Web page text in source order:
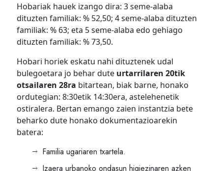
Hobariak hauek izango dira: 3 seme-alaba
dituzten familiak: % 52,50; 4 seme-alaba dituzten
familiak: % 63; eta 5 seme-alaba edo gehiago
dituzten familiak: % 73,50.
Hobari horiek eskatu nahi dituztenek udal
bulegoetara jo behar dute urtarrilaren 20tik
otsailaren 28ra bitartean, biak barne, honako
ordutegian: 8:30etik 14:30era, astelehenetik
ostiralera. Bertan emango zaien instantzia bete
beharko dute honako dokumentazioarekin
batera:
Familia ugariaren txartela.
Izaera urbanoko ondasun higiezinaren azken